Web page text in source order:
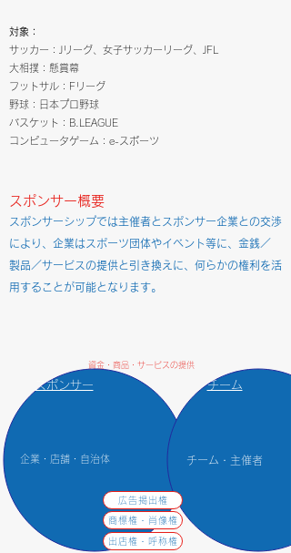
対象：
サッカー：Jリーグ、女子サッカーリーグ、JFL
大相撲：懸賞幕
フットサル：Fリーグ
野球：日本プロ野球
バスケット：B.LEAGUE
​コンピュータゲーム：e-スポーツ
スポンサー概要
スポンサーシップでは主催者とスポンサー企業との交渉
により、企業はスポーツ団体やイベント等に、金銭／
製品／サービスの提供と引き換えに、何らかの権利を活
用することが可能となります。
資金・商品・サービスの提供
スポンサー
​企業・店舗・自治体
チーム
​チーム・主催者
広告掲出権
商標権・肖像権
出店権・呼称権